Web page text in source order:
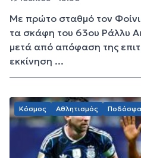
Με πρώτο σταθμό τον
τα σκάφη του 63ου Ράλλυ
μετά από απόφαση της
εκκίνηση ...
Κόσμος Αθλητισμός